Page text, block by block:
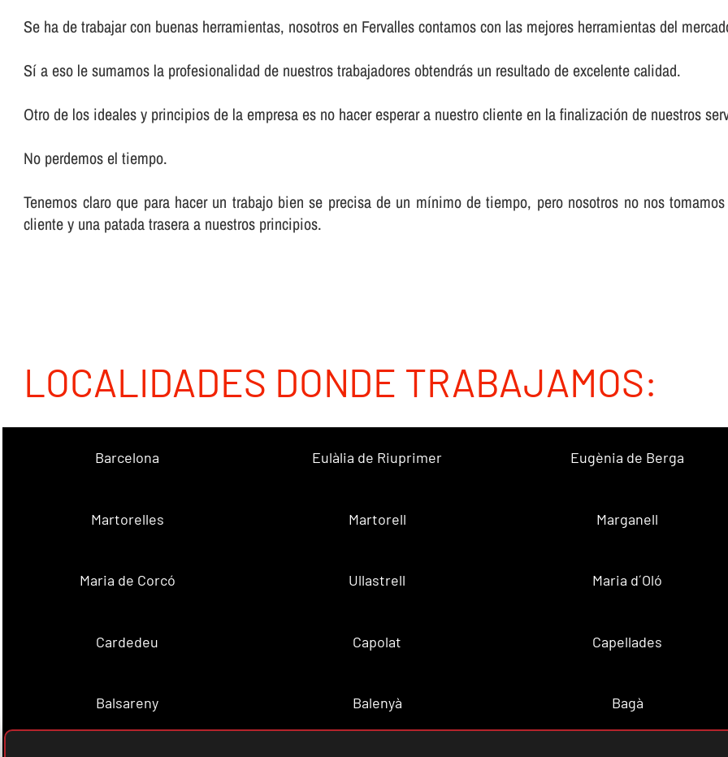
Se ha de trabajar con buenas herramientas, nosotros en Fervalles contamos con las mejores herramientas del
Sí­ a eso le sumamos la profesionalidad de nuestros trabajadores obtendrás un resultado de excelente calidad.
Otro de los ideales y principios de la empresa es no hacer esperar a nuestro cliente en la finalización de nuestros
No perdemos el tiempo.
Tenemos claro que para hacer un trabajo bien se precisa de un mí­nimo de tiempo, pero nosotros no nos
cliente y una patada trasera a nuestros principios.
LOCALIDADES DONDE TRABAJAMOS:
Barcelona Eulàlia de Riuprimer Eugènia de Berga
Martorelles Martorell Marganell
Maria de Corcó Ullastrell Maria d´Oló
Cardedeu Capolat Capellades
Balsareny Balenyà Bagà